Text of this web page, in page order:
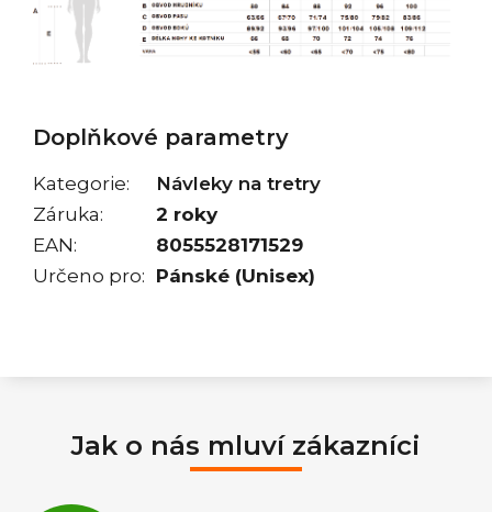
Doplňkové parametry
Kategorie:
Návleky na tretry
Záruka:
2 roky
EAN:
8055528171529
Určeno pro: Pánské (Unisex)
Jak o nás mluví zákazníci